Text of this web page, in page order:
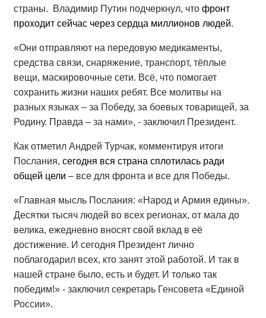
страны. Владимир Путин подчеркнул, что фронт
проходит сейчас через сердца миллионов людей.
«Они отправляют на передовую медикаменты,
средства связи, снаряжение, транспорт, тёплые
вещи, маскировочные сети. Всё, что помогает
сохранить жизни наших ребят. Все молитвы на
разных языках – за Победу, за боевых товарищей, за
Родину. Правда – за нами», - заключил Президент.
Как отметил Андрей Турчак, комментируя итоги
Послания, сегодня вся страна сплотилась ради
общей цели – все для фронта и все для Победы.
«Главная мысль Послания: «Народ и Армия едины».
Десятки тысяч людей во всех регионах, от мала до
велика, ежедневно вносят свой вклад в её
достижение. И сегодня Президент лично
поблагодарил всех, кто занят этой работой. И так в
нашей стране было, есть и будет. И только так
победим!» - заключил секретарь Генсовета «Единой
России».